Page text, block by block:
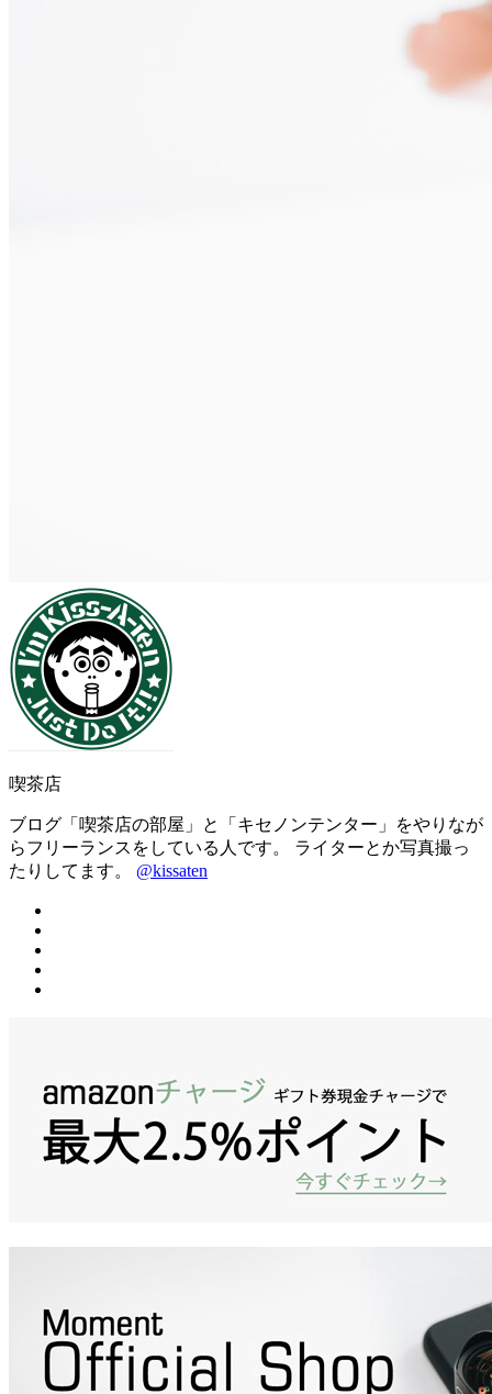
喫茶店
ブログ「喫茶店の部屋」と「キセノンテンター」をやりなが
らフリーランスをしている人です。 ライターとか写真撮っ
たりしてます。 @kissaten